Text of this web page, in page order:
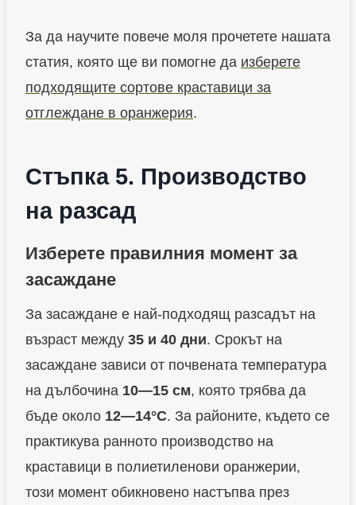
За да научите повече моля прочетете нашата
статия, която ще ви помогне да изберете
подходящите сортове краставици за
отглеждане в оранжерия.
Стъпка 5. Производство
на разсад
Изберете правилния момент за
засаждане
За засаждане е най-подходящ разсадът на
възраст между 35 и 40 дни. Срокът на
засаждане зависи от почвената температура
на дълбочина 10—15 см, която трябва да
бъде около 12—14°C. За районите, където се
практикува ранното производство на
краставици в полиетиленови оранжерии,
този момент обикновено настъпва през